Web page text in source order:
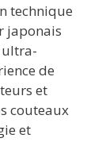
technique
japonais
de
et
couteaux
et